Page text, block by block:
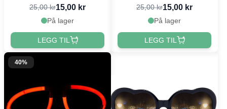
25,00 kr15,00 kr
På lager
LEGG TIL
25,00 kr15,00 kr
På lager
LEGG TIL
40%